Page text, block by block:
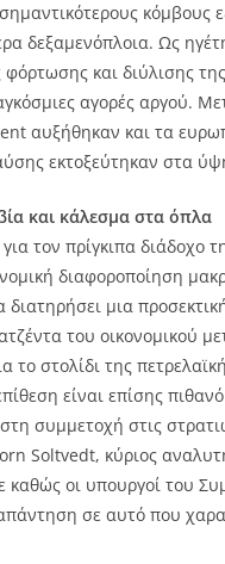
κόμβους
δεξαμενόπλοια. Ως
και διύλισης
αγορές αργού.
αυξήθηκαν και τα
εκτοξεύτηκαν στα
και κάλεσμα στα όπλα
τον πρίγκιπα διάδοχο
διαφοροποίηση
μια
του οικονομικού
το στολίδι της
είναι επίσης
συμμετοχή στις
Soltvedt, κύριος
οι υπουργοί του
σε αυτό που